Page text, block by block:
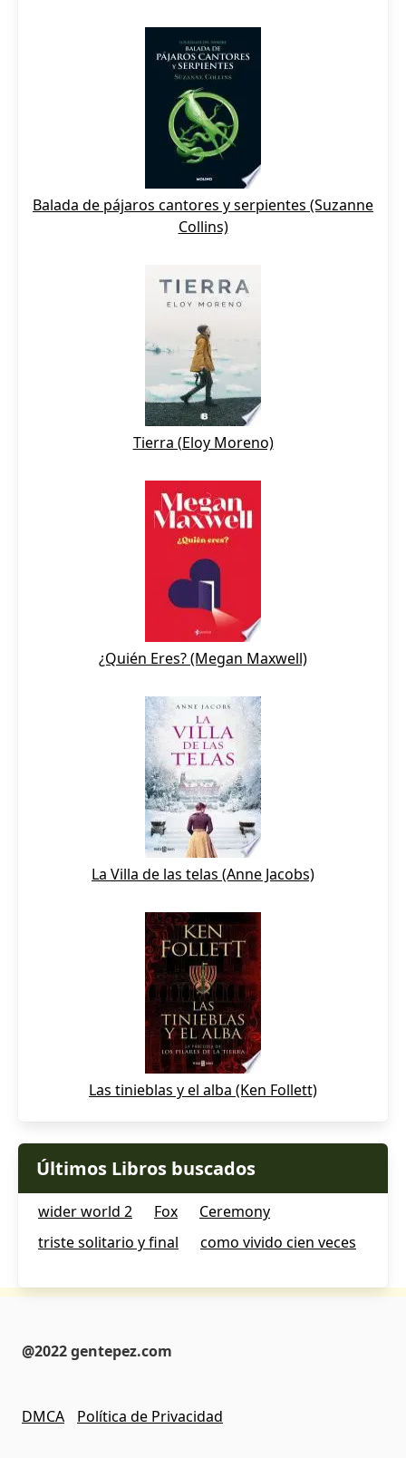
Balada de pájaros cantores y serpientes (Suzanne
Collins)
Tierra (Eloy Moreno)
¿Quién Eres? (Megan Maxwell)
La Villa de las telas (Anne Jacobs)
Las tinieblas y el alba (Ken Follett)
Últimos Libros buscados
wider world 2 Fox
Ceremony
triste solitario y final
como vivido cien veces
@2022 gentepez.com
DMCA Política de Privacidad